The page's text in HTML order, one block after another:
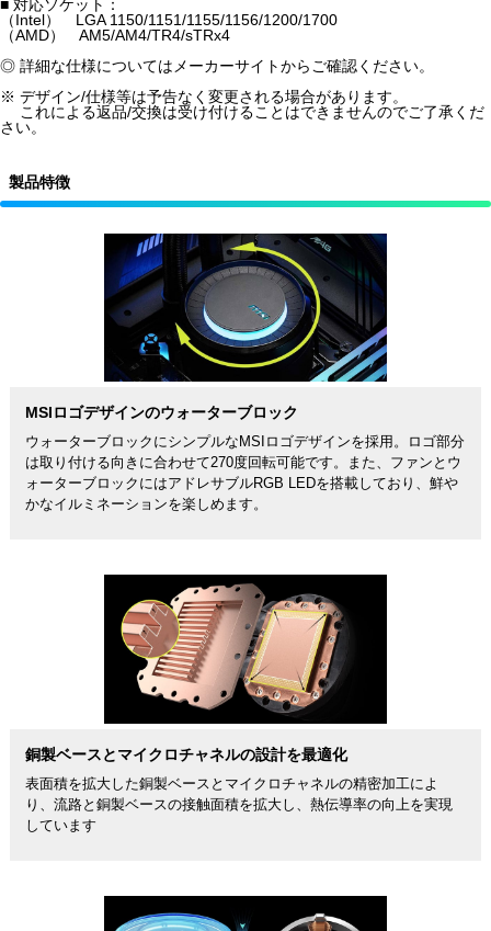
■ 対応ソケット：
（Intel） LGA 1150/1151/1155/1156/1200/1700
（AMD） AM5/AM4/TR4/sTRx4
◎ 詳細な仕様についてはメーカーサイトからご確認ください。
※ デザイン/仕様等は予告なく変更される場合があります。
これによる返品/交換は受け付けることはできませんのでご了承くだ
さい。
製品特徴
MSIロゴデザインのウォーターブロック
ウォーターブロックにシンプルなMSIロゴデザインを採用。ロゴ部分
は取り付ける向きに合わせて270度回転可能です。また、ファンとウ
ォーターブロックにはアドレサブルRGB LEDを搭載しており、鮮や
かなイルミネーションを楽しめます。
銅製ベースとマイクロチャネルの設計を最適化
表面積を拡大した銅製ベースとマイクロチャネルの精密加工によ
り、流路と銅製ベースの接触面積を拡大し、熱伝導率の向上を実現
しています